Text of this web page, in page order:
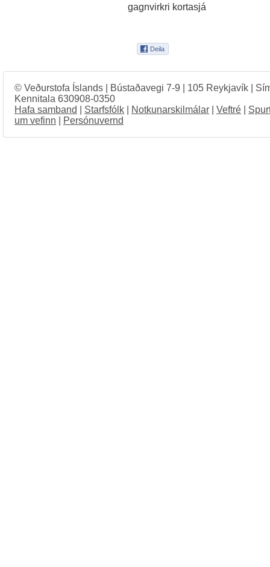
gagnvirkri kortasjá
© Veðurstofa Íslands | Bústaðavegi 7-9 | 105 Reykjavík |
Kennitala 630908-0350
Hafa samband
Starfsfólk Notkunarskilmálar Veftré
um vefinn
Persónuvernd